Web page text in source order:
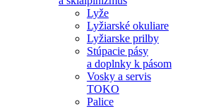
Lyže
Lyžiarské okuliare
Lyžiarske prilby
Stúpacie pásy
a doplnky k pásom
Vosky a servis
TOKO
Palice